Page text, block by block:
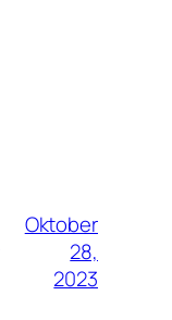
Oktober
28,
2023